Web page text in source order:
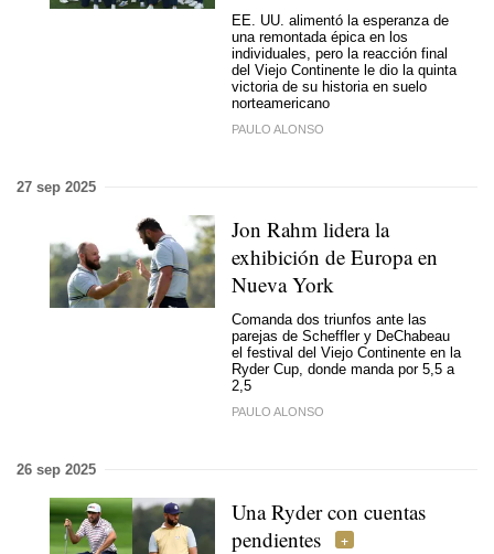
EE. UU. alimentó la esperanza de
una remontada épica en los
individuales, pero la reacción final
del Viejo Continente le dio la quinta
victoria de su historia en suelo
norteamericano
PAULO ALONSO
27 sep 2025
Jon Rahm lidera la
exhibición de Europa en
Nueva York
Comanda dos triunfos ante las
parejas de Scheffler y DeChabeau
el festival del Viejo Continente en la
Ryder Cup, donde manda por 5,5 a
2,5
PAULO ALONSO
26 sep 2025
Una Ryder con cuentas
pendientes